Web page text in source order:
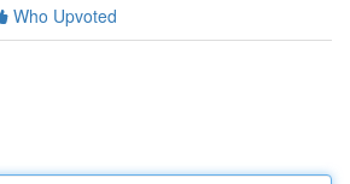
Who Upvoted